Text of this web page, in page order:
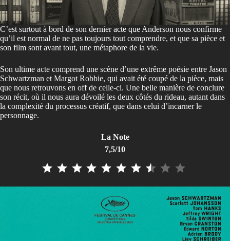
C’est surtout à bord de son dernier acte que Anderson nous confirme
qu’il est normal de ne pas toujours tout comprendre, et que sa pièce et
son film sont avant tout, une métaphore de la vie.
Son ultime acte comprend une scène d’une extrême poésie entre Jason
Schwartzman et Margot Robbie, qui avait été coupé de la pièce, mais
que nous retrouvons en off de celle-ci. Une belle manière de conclure
son récit, où il nous aura dévoilé les deux côtés du rideau, autant dans
la complexité du processus créatif, que dans celui d’incarner le
personnage.
La Note
7,5/10